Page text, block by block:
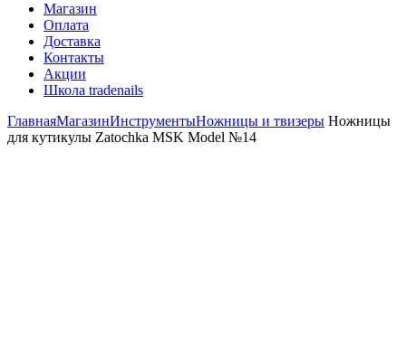
Магазин
Оплата
Доставка
Контакты
Акции
Школа tradenails
ГлавнаяМагазинИнструментыНожницы и твизеры Ножницы
для кутикулы Zatochka MSK Model №14